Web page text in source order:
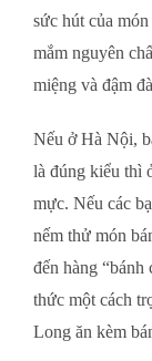
sức hút của
mắm nguyên
miệng và đậm
Nếu ở Hà Nội,
là đúng kiểu thì
mực. Nếu các
nếm thử món
đến hàng
thức một cách
Long ăn kèm